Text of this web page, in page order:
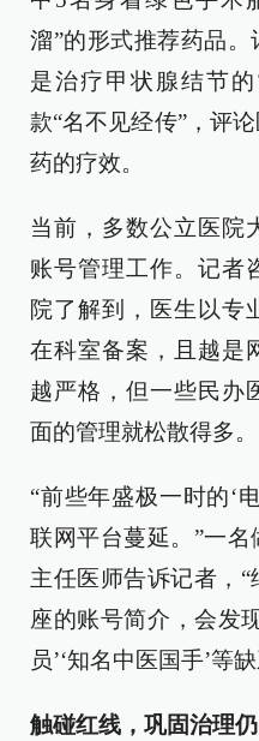
溜”的形式推荐药品
是治疗甲状腺结节
款“名不见经传”，评
药的疗效。
当前，多数公立医院
账号管理工作。记者
院了解到，医生以专
在科室备案，且越是
越严格，但一些民办
面的管理就松散得多。
“前些年盛极一时的‘
联网平台蔓延。”一名
主任医师告诉记者，
座的账号简介，会发
员’‘知名中医国手’等
触碰红线，巩固治理